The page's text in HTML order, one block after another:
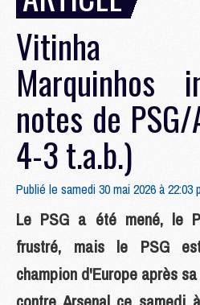
Vitinha
Marquinhos
notes de
4-3 t.a.b.)
Publié le samedi 30 mai 2026 à 22:03
Le PSG a été mené, le
frustré, mais le PSG
champion d'Europe après